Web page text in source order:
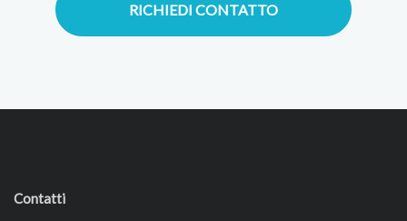
RICHIEDI CONTATTO
Contatti